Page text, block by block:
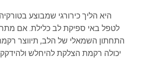
לטפל באי ספיקת לב כלילת. אם
התחתון השמאלי של הלב, תיווצר
יכולה רקמת הצלקת להיחלש